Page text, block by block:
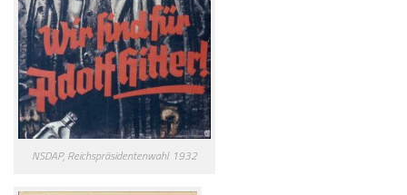
NSDAP, Reichspräsidentenwahl 1932